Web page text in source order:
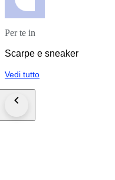
Per te in
Scarpe e sneaker
Vedi tutto